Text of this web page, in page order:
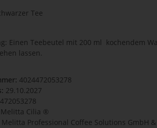
Tee
Einen Teebeutel mit 200 ml kochendem
lassen.
4024472053278
29.10.2027
Melitta Cilia ®
Melitta Professional Coffee Solutions GmbH &